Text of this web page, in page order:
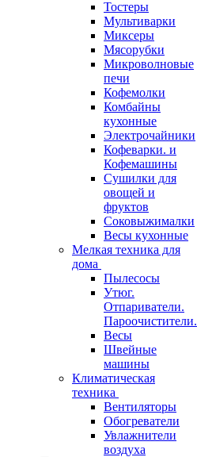
Тостеры
Мультиварки
Миксеры
Мясорубки
Микроволновые
печи
Кофемолки
Комбайны
кухонные
Электрочайники
Кофеварки. и
Кофемашины
Сушилки для
овощей и
фруктов
Соковыжималки
Весы кухонные
Мелкая техника для
дома
Пылесосы
Утюг.
Отпариватели.
Пароочистители.
Весы
Швейные
машины
Климатическая
техника
Вентиляторы
Обогреватели
Увлажнители
воздуха